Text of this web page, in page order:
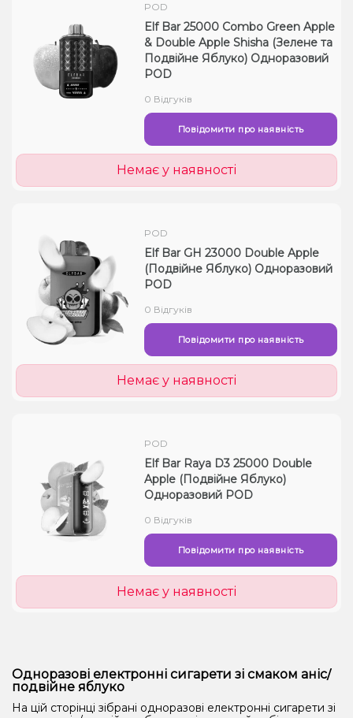
POD
Elf Bar 25000 Combo Green Apple
& Double Apple Shisha (Зелене та
Подвійне Яблуко) Одноразовий
POD
0 Відгуків
Повідомити про наявність
Немає у наявності
POD
Elf Bar GH 23000 Double Apple
(Подвійне Яблуко) Одноразовий
POD
0 Відгуків
Повідомити про наявність
Немає у наявності
POD
Elf Bar Raya D3 25000 Double
Apple (Подвійне Яблуко)
Одноразовий POD
0 Відгуків
Повідомити про наявність
Немає у наявності
Одноразові електронні сигарети зі смаком аніс/
подвійне яблуко
На цій сторінці зібрані одноразові електронні сигарети зі